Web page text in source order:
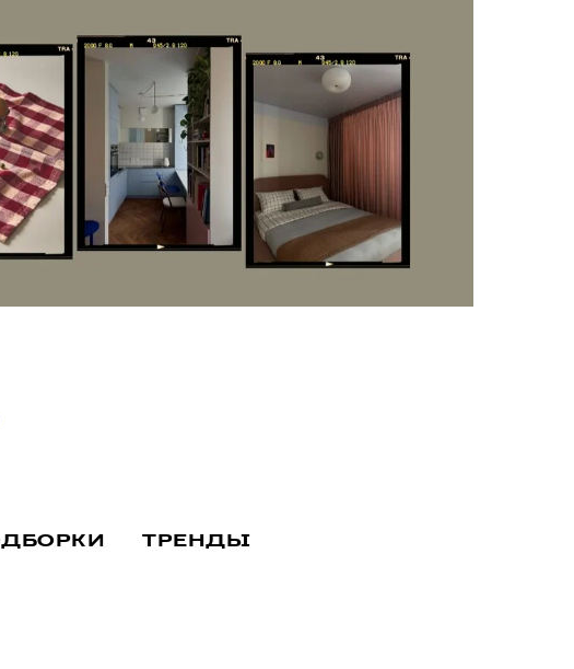
ТРЕНДЫ